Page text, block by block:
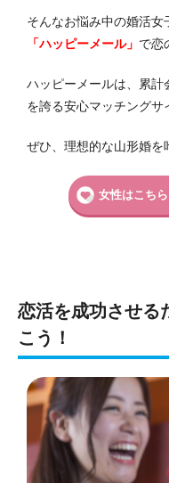
そんなお悩み中の婚活女
「ハッピーメール」 で恋
ハッピーメールは、
累計
を誇る安心マッチングサ
ぜひ、理想的な山形婚を
女性はこちら
恋活を成功させる
こう！